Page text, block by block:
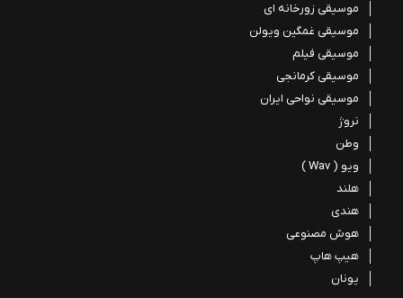
موسیقی زورخانه ای
موسیقی غمگین ویولن
موسیقی فیلم
موسیقی کرمانجی
موسیقی نواحی ایران
نروژ
وطن
ویو ( Wav )
هلند
هندی
هوش مصنوعی
هیپ هاپ
یونان